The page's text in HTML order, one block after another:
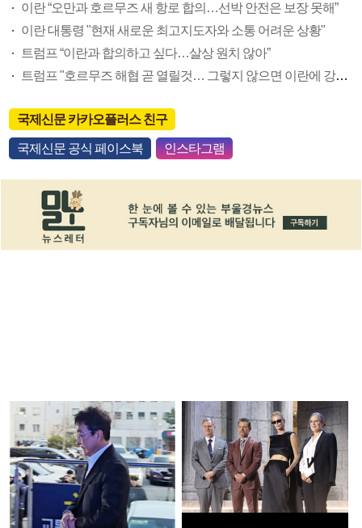
이란 “오만과 호르무즈 새 항로 합의…선박 안전은 보장 못해”
이란 대통령 "현재 새로운 최고지도자와 소통 어려운 상황"
트럼프 “이란과 합의하고 싶다…살상 원치 않아”
트럼프 "호르무즈 해협 곧 열릴것… 그렇지 않으면 이란에 강력 공격"
국제신문 카카오플러스 친구
국제신문 공식 페이스북 인스타그램